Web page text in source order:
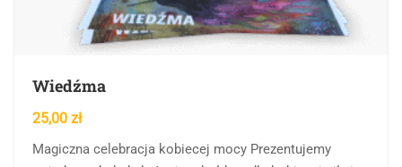
Wiedźma
25,00 zł
Magiczna celebracja kobiecej mocy Prezentujemy